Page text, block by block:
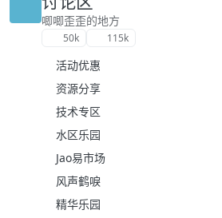
唧唧歪歪的地方
50k 115k
活动优惠
资源分享
技术专区
水区乐园
Jao易市场
风声鹤唳
精华乐园